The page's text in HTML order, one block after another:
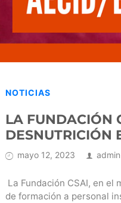
NOTICIAS
LA FUNDACIÓN
DESNUTRICIÓN
mayo 12, 2023 admin
La Fundación CSAI, en el
de formación a personal